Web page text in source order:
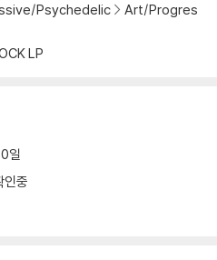
므로 개봉 후 반품/교환이 불가합니
Psychedelic
Art/Progres
LP
일
중